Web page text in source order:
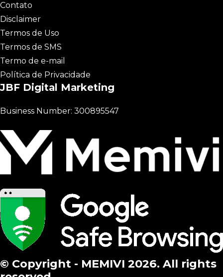
Contato
Disclaimer
Termos de Uso
Termos de SMS
Termo de e-mail
Política de Privacidade
JBF Digital Marketing
Business Number: 300895547
© Copyright - MEMIVI 2026. All rights